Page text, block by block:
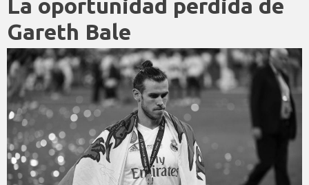
La oportunidad perdida de
Gareth Bale